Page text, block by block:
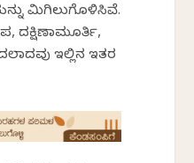
ಮಿಗಿಲುಗೊಳಿಸಿವೆ.
ದಕ್ಷಿಣಾಮೂರ್ತಿ,
ಇಲ್ಲಿನ ಇತರ